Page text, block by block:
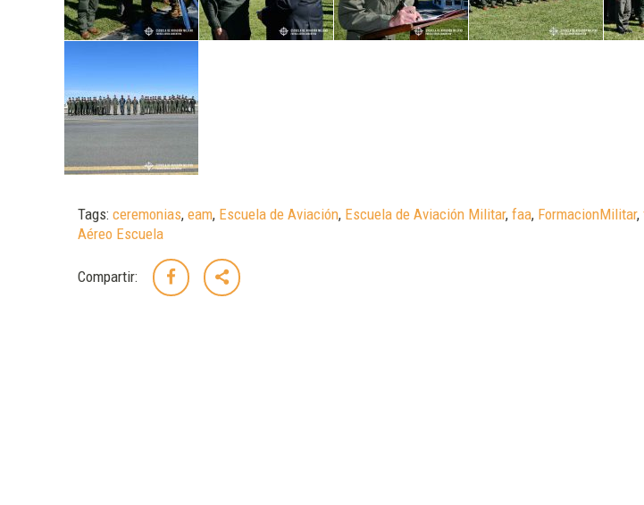
Tags: ceremonias, eam, Escuela de Aviación, Escuela de Aviación Militar, faa, FormacionMilitar,
Aéreo Escuela
Compartir: